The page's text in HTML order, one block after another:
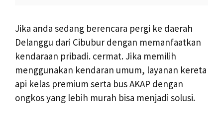
Jika anda sedang berencara pergi ke daerah
Delanggu dari Cibubur dengan memanfaatkan
kendaraan pribadi. cermat. Jika memilih
menggunakan kendaran umum, layanan kereta
api kelas premium serta bus AKAP dengan
ongkos yang lebih murah bisa menjadi solusi.